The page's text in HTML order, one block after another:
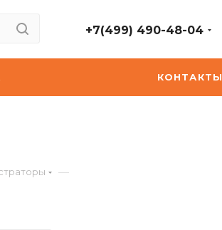
+7(499) 490-48-04
КОНТАКТЫ
—